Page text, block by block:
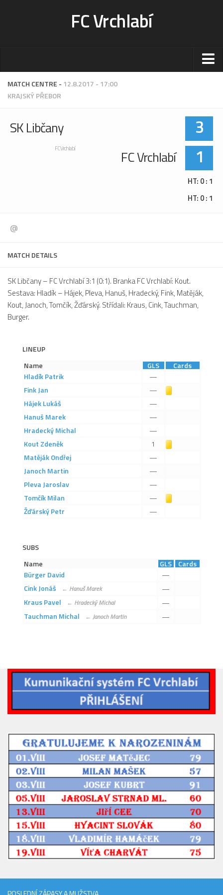
FC Vrchlabí
Stadion
Sportoviště
Ceník
Fotogalerie
Aktuality
Zápasy MA 2026/27
Hráči
Realizační tým
2022/23
2021/22
2020/21
2018/19
2017/18
2014/15
Vzkazy
B tým
Zápasy MB 2026/27
Hráči
Realizační tým
Zápasy MB 2024/25
2023/24
2019/20
2018/19
Tabulka
St. dorost
Zápasy SD 2026/27
Hráči
Realizační tým
Zápasy
Zápasy MD
MATCH CENTRE - 12.8.2017 - 17:00
KRAJSKÝ PŘEBOR
SK Libčany 3
FC Vrchlabí
FC Vrchlabí 1
HT: 0 : 1
HT: 0 : 1
@
MATCH DETAILS
SK Libčany – FC Vrchlabí 3:1 (0:1). Branka FC Vrchlabí: Kout.
Sestava: Hladík – Hájek, Pleva, Hanuš, Hradecký, Fink, Matěják,
Kout, Janoch, Tomčík, Žďárský. Střídali: Kraus, Cink, Tauchman,
Burger.
LINEUP
Name
GLS
Cards
Hladík Patrik
—
Fink Jan —
Hájek Lukáš
—
Hanuš Marek
—
Hradecký Michal
—
Kout Zdeněk 1
Matěják Ondřej
—
Janoch Martin
—
Pleva Jaroslav
—
Tomčík Milan —
Žďárský Petr —
SUBS
Name
GLS
Cards
Bürger David
—
Cink Jonáš ← Hanuš Marek
—
Kraus Pavel ← Hradecký Michal
—
Tauchman Michal ← Janoch Martin —